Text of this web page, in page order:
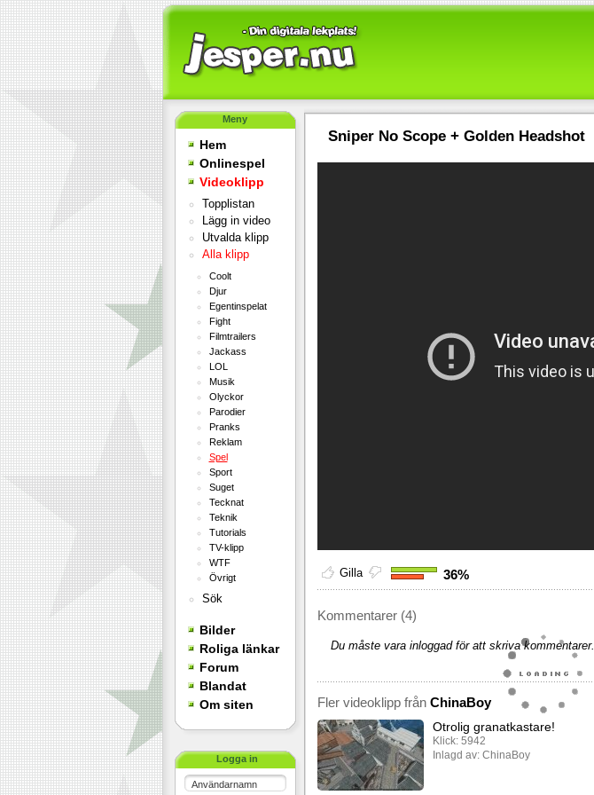
Meny
Hem
Onlinespel
Videoklipp
Topplistan
Lägg in video
Utvalda klipp
Alla klipp
Coolt
Djur
Egentinspelat
Fight
Filmtrailers
Jackass
LOL
Musik
Olyckor
Parodier
Pranks
Reklam
Spel
Sport
Suget
Tecknat
Teknik
Tutorials
TV-klipp
WTF
Övrigt
Sök
Bilder
Roliga länkar
Forum
Blandat
Om siten
Logga in
Användarnamn
Sniper No Scope + Golden Headshot
Gilla 36%
Kommentarer (4)
Du måste vara inloggad för att skriva kommentarer.
Fler videoklipp från ChinaBoy
Otrolig granatkastare!
Klick: 5942
Inlagd av: ChinaBoy